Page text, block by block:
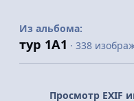
Из альбома:
тур 1А1 · 338
Просмотр EXIF